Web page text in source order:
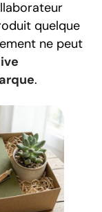
quelque
ne peut
.